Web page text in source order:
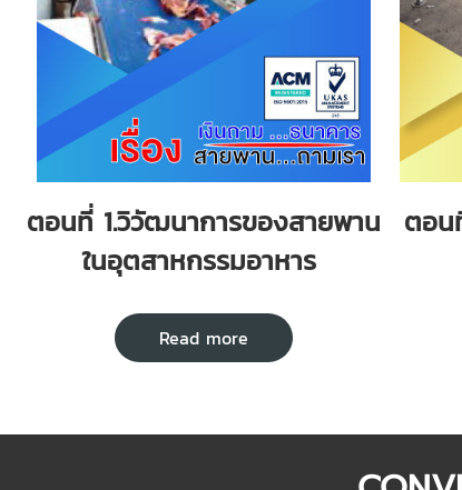
ตอนที่ 1.วิวัฒนาการของสายพาน
ในอุตสาหกรรมอาหาร
Read more
ตอน